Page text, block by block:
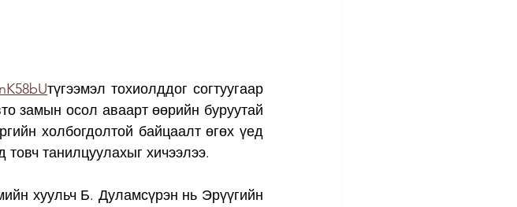
түгээмэл тохиолддог согтуугаар
замын осол аваарт өөрийн буруутай
холбогдолтой байцаалт өгөх үед
танилцуулахыг хичээлээ.
хуульч Б. Дуламсүрэн нь Эрүүгийн